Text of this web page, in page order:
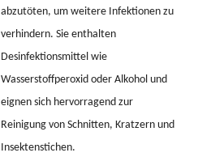
abzutöten, um weitere Infektionen zu
verhindern. Sie enthalten
Desinfektionsmittel wie
Wasserstoffperoxid oder Alkohol und
eignen sich hervorragend zur
Reinigung von Schnitten, Kratzern und
Insektenstichen.